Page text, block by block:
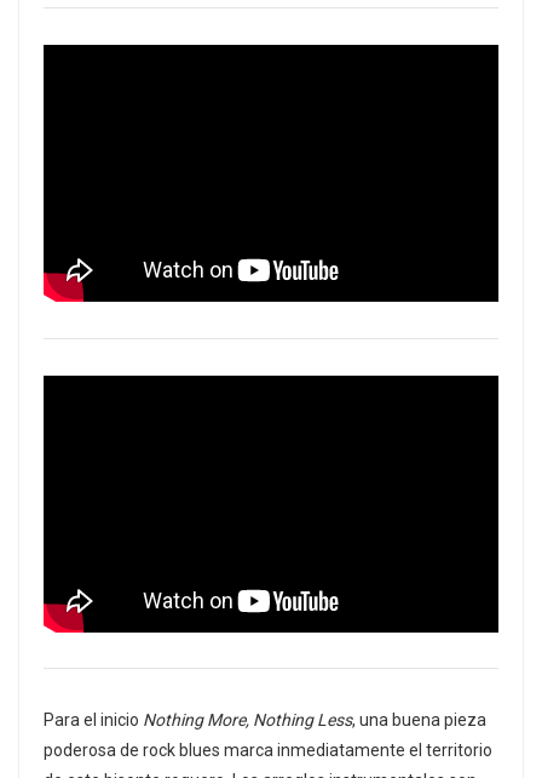
Para el inicio Nothing More, Nothing Less, una buena pieza
poderosa de rock blues marca inmediatamente el territorio